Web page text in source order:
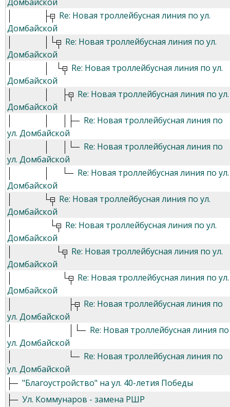
Re: Новая троллейбусная линия по ул.
Домбайской
Re: Новая троллейбусная линия по ул.
Домбайской
Re: Новая троллейбусная линия по ул.
Домбайской
Re: Новая троллейбусная линия по ул.
Домбайской
Re: Новая троллейбусная линия по
ул. Домбайской
Re: Новая троллейбусная линия по
ул. Домбайской
Re: Новая троллейбусная линия по ул.
Домбайской
Re: Новая троллейбусная линия по ул.
Домбайской
Re: Новая троллейбусная линия по ул.
Домбайской
Re: Новая троллейбусная линия по ул.
Домбайской
Re: Новая троллейбусная линия по ул.
Домбайской
Re: Новая троллейбусная линия по
ул. Домбайской
Re: Новая троллейбусная линия по
ул. Домбайской
Re: Новая троллейбусная линия по
ул. Домбайской
"Благоустройство" на ул. 40-летия Победы
Ул. Коммунаров - замена РШР